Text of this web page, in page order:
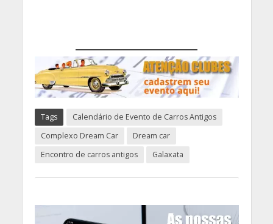
Tags
Calendário de Evento de Carros Antigos
Complexo Dream Car
Dream car
Encontro de carros antigos
Galaxata